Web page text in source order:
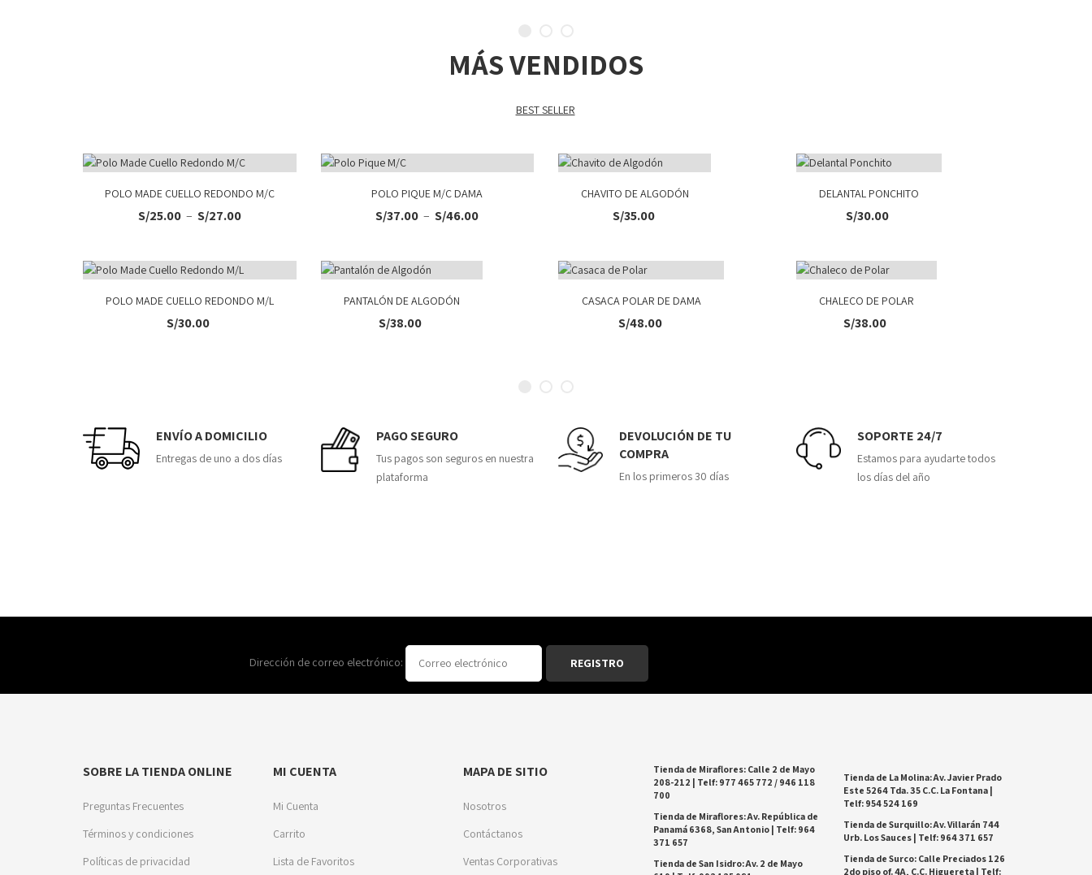
MÁS VENDIDOS
BEST SELLER
POLO MADE CUELLO REDONDO M/C
S/25.00 – S/27.00
POLO MADE CUELLO REDONDO M/L
S/30.00
POLO PIQUE M/C DAMA
S/37.00 – S/46.00
PANTALÓN DE ALGODÓN
S/38.00
CHAVITO DE ALGODÓN
S/35.00
CASACA POLAR DE DAMA
S/48.00
DELANTAL PONCHITO
S/30.00
CHALECO DE POLAR
S/38.00
ENVÍO A DOMICILIO
Entregas de uno a dos días
PAGO SEGURO
Tus pagos son seguros en nuestra
plataforma
DEVOLUCIÓN DE TU
COMPRA
En los primeros 30 días
SOPORTE 24/7
Estamos para ayudarte todos
los días del año
Dirección de correo electrónico:
SOBRE LA TIENDA ONLINE
Preguntas Frecuentes
Términos y condiciones
Políticas de privacidad
MI CUENTA
Mi Cuenta
Carrito
Lista de Favoritos
MAPA DE SITIO
Nosotros
Contáctanos
Ventas Corporativas
Tienda de Miraflores: Calle 2 de Mayo
208-212 | Telf: 977 465 772 / 946 118
700
Tienda de Miraflores: Av. República de
Panamá 6368, San Antonio | Telf: 964
371 657
Tienda de San Isidro: Av. 2 de Mayo
Tienda de La Molina: Av. Javier Prado
Este 5264 Tda. 35 C.C. La Fontana |
Telf: 954 524 169
Tienda de Surquillo: Av. Villarán 744
Urb. Los Sauces | Telf: 964 371 657
Tienda de Surco: Calle Preciados 126
2do piso of. 4A, C.C. Higuereta | Telf: